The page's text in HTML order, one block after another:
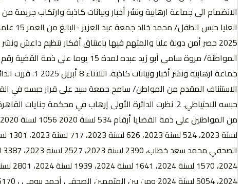
جماعة ارهابية
حبسه الاحتياطي. 2. نظرت الدائرة الأولى إرهاب في محكمة